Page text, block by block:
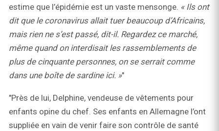
estime que l’épidémie est un vaste mensonge. « Ils ont
dit que le coronavirus allait tuer beaucoup d’Africains,
mais rien ne s’est passé, dit-il. Regardez ce marché,
même quand on interdisait les rassemblements de
plus de cinquante personnes, on se serrait comme
dans une boîte de sardine ici. »"
"Près de lui, Delphine, vendeuse de vêtements pour
enfants opine du chef. Ses enfants en Allemagne l’ont
suppliée en vain de venir faire son contrôle de santé